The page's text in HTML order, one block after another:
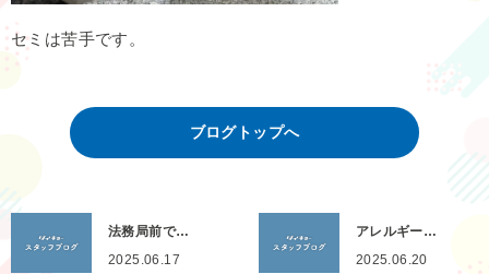
セミは苦手です。
ブログトップへ
法務局前で…
2025.06.17
アレルギー…
2025.06.20